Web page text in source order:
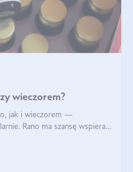
wieczorem?
jak i wieczorem —
Rano ma szansę wspierać